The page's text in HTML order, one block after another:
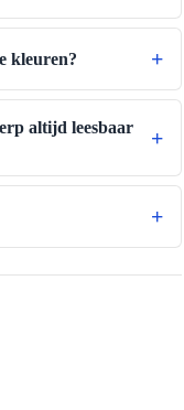
kleuren?
altijd leesbaar